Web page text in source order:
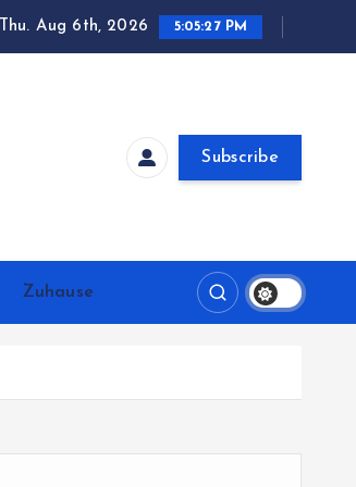
Thu. Aug 6th, 2026 5:05:28 PM
Subscribe
Zuhause